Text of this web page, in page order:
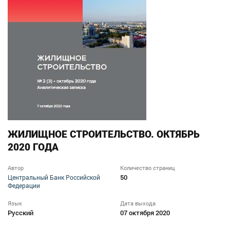
ЖИЛИЩНОЕ СТРОИТЕЛЬСТВО. ОКТЯБРЬ
2020 ГОДА
Автор
Центральный Банк Российской
Федерации
Количество страниц
50
Язык
Русский
Дата выхода
07 октября 2020